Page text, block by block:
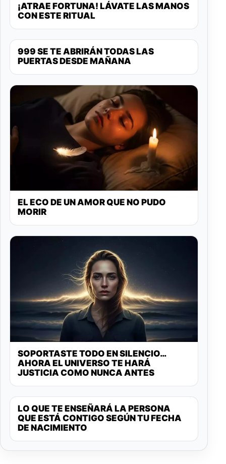
¡ATRAE FORTUNA! LÁVATE LAS MANOS
CON ESTE RITUAL
999 SE TE ABRIRÁN TODAS LAS
PUERTAS DESDE MAÑANA
EL ECO DE UN AMOR QUE NO PUDO
MORIR
SOPORTASTE TODO EN SILENCIO…
AHORA EL UNIVERSO TE HARÁ
JUSTICIA COMO NUNCA ANTES
LO QUE TE ENSEÑARÁ LA PERSONA
QUE ESTÁ CONTIGO SEGÚN TU FECHA
DE NACIMIENTO